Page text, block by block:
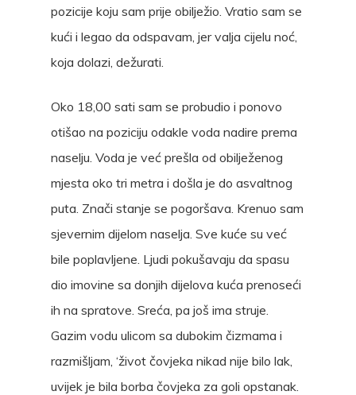
pozicije koju sam prije obilježio. Vratio sam se
kući i legao da odspavam, jer valja cijelu noć,
koja dolazi, dežurati.
Oko 18,00 sati sam se probudio i ponovo
otišao na poziciju odakle voda nadire prema
naselju. Voda je već prešla od obilježenog
mjesta oko tri metra i došla je do asvaltnog
puta. Znači stanje se pogoršava. Krenuo sam
sjevernim dijelom naselja. Sve kuće su već
bile poplavljene. Ljudi pokušavaju da spasu
dio imovine sa donjih dijelova kuća prenoseći
ih na spratove. Sreća, pa još ima struje.
Gazim vodu ulicom sa dubokim čizmama i
razmišljam, ‘život čovjeka nikad nije bilo lak,
uvijek je bila borba čovjeka za goli opstanak.